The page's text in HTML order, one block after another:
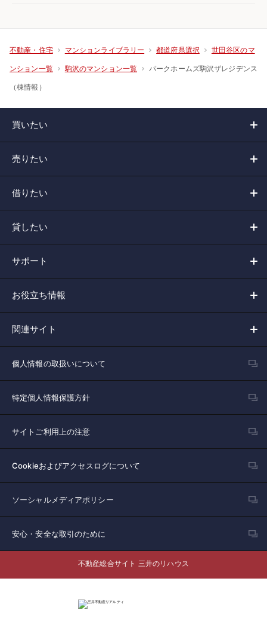
不動産・住宅 マンションライブラリー 都道府県選択 世田谷区のマ
ンション一覧 駒沢のマンション一覧 パークホームズ駒沢ザレジデンス
（棟情報）
買いたい
売りたい
借りたい
貸したい
サポート
お役立ち情報
関連サイト
個人情報の取扱いについて
特定個人情報保護方針
サイトご利用上の注意
Cookieおよびアクセスログについて
ソーシャルメディアポリシー
安心・安全な取引のために
不動産総合サイト 三井のリハウス